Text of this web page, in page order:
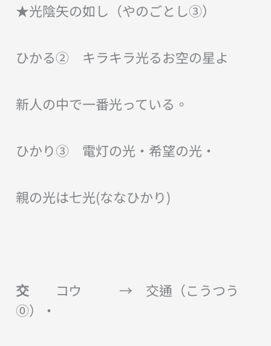
★光陰矢の如し（やのごとし③）
ひかる② キラキラ光るお空の星よ
新人の中で一番光っている。
ひかり③ 電灯の光・希望の光・
親の光は七光(ななひかり)
交コウ → 交通（こうつう
⓪）・